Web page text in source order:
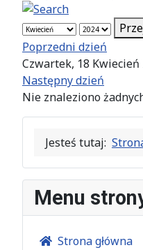
Poprzedni dzień
Czwartek, 18 Kwiecień
Następny dzień
Nie znaleziono
Jesteś tutaj:
Menu
Strona główna